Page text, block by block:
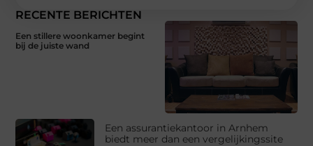
RECENTE BERICHTEN
Een stillere woonkamer begint
bij de juiste wand
Een assurantiekantoor in Arnhem
biedt meer dan een vergelijkingssite